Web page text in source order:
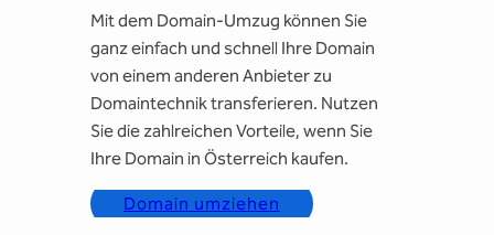
Mit dem Domain-Umzug können Sie
ganz einfach und schnell Ihre Domain
von einem anderen Anbieter zu
Domaintechnik transferieren. Nutzen
Sie die zahlreichen Vorteile, wenn Sie
Ihre Domain in Österreich kaufen.
Domain umziehen